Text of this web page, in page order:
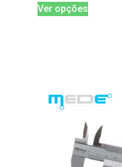
Ver opções